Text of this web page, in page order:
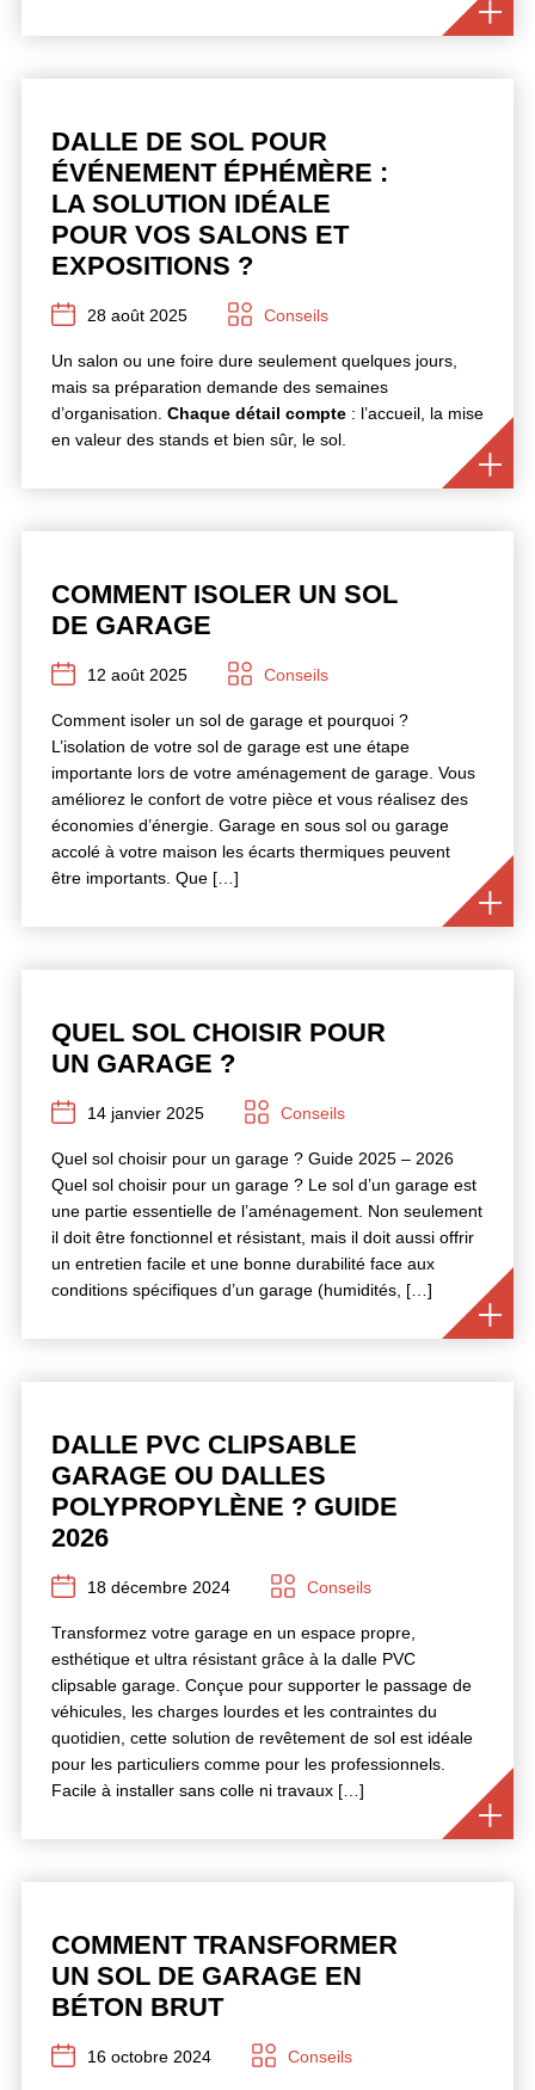
DALLE DE SOL POUR
ÉVÉNEMENT ÉPHÉMÈRE :
LA SOLUTION IDÉALE
POUR VOS SALONS ET
EXPOSITIONS ?
28 août 2025 Conseils
Un salon ou une foire dure seulement quelques jours,
mais sa préparation demande des semaines
d’organisation. Chaque détail compte: l’accueil, la mise
en valeur des stands et bien sûr, le sol.
COMMENT ISOLER UN SOL
DE GARAGE
12 août 2025 Conseils
Comment isoler un sol de garage et pourquoi ?
L’isolation de votre sol de garage est une étape
importante lors de votre aménagement de garage. Vous
améliorez le confort de votre pièce et vous réalisez des
économies d’énergie. Garage en sous sol ou garage
accolé à votre maison les écarts thermiques peuvent
être importants. Que […]
QUEL SOL CHOISIR POUR
UN GARAGE ?
14 janvier 2025 Conseils
Quel sol choisir pour un garage ? Guide 2025 – 2026
Quel sol choisir pour un garage ? Le sol d’un garage est
une partie essentielle de l’aménagement. Non seulement
il doit être fonctionnel et résistant, mais il doit aussi offrir
un entretien facile et une bonne durabilité face aux
conditions spécifiques d’un garage (humidités, […]
DALLE PVC CLIPSABLE
GARAGE OU DALLES
POLYPROPYLÈNE ? GUIDE
2026
18 décembre 2024 Conseils
Transformez votre garage en un espace propre,
esthétique et ultra résistant grâce à la dalle PVC
clipsable garage. Conçue pour supporter le passage de
véhicules, les charges lourdes et les contraintes du
quotidien, cette solution de revêtement de sol est idéale
pour les particuliers comme pour les professionnels.
Facile à installer sans colle ni travaux […]
COMMENT TRANSFORMER
UN SOL DE GARAGE EN
BÉTON BRUT
16 octobre 2024 Conseils